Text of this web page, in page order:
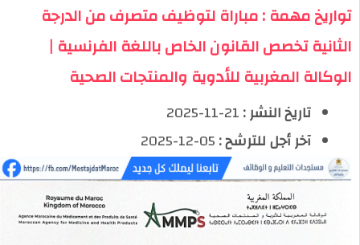
تواريخ مهمة : مباراة لتوظيف متصرف من الدرجة
الثانية تخصص القانون الخاص باللغة الفرنسية |
الوكالة المغربية للأدوية والمنتجات الصحية
تاريخ النشر :21-11-2025
آخر أجل للترشح :05-12-2025